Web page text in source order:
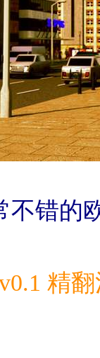
不错的
精